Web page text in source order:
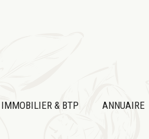
IMMOBILIER & BTP ANNUAIRE